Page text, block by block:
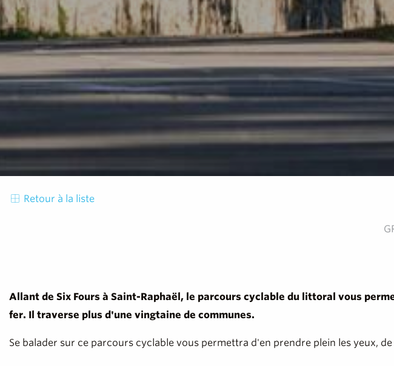
Retour à la liste
Allant de Six Fours à Saint-Raphaël, le parcours cyclable du littoral vous
fer. Il traverse plus d'une vingtaine de communes.
Se balader sur ce parcours cyclable vous permettra d'en prendre plein les yeux,